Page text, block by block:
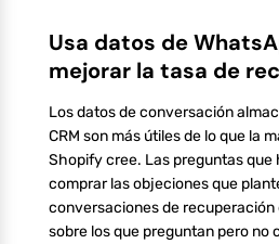
Usa datos de
mejorar la tasa de
Los datos de conversación
CRM son más útiles de lo que la
Shopify cree. Las preguntas
comprar las objeciones que
conversaciones de
sobre los que preguntan pero no